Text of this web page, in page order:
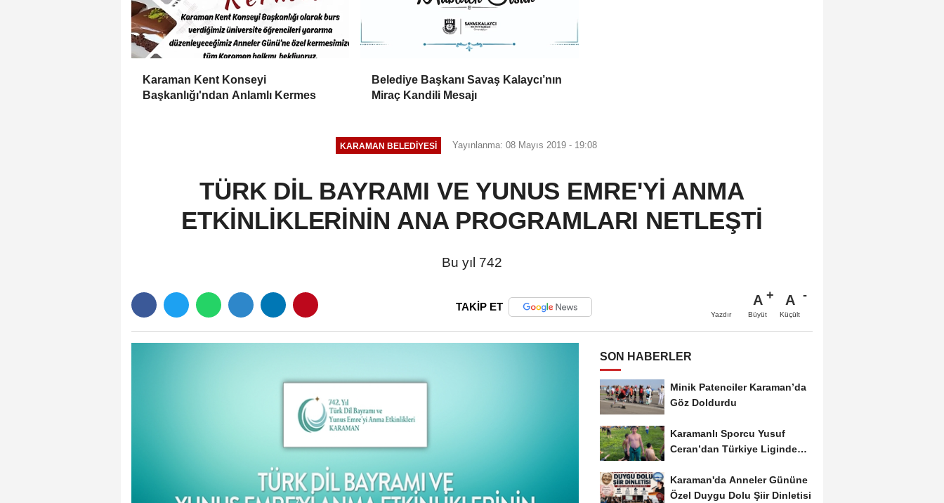
Karaman Kent Konseyi
Başkanlığı'ndan Anlamlı Kermes
Belediye Başkanı Savaş Kalaycı’nın
Miraç Kandili Mesajı
KARAMAN BELEDIYESI Yayınlanma: 08 Mayıs 2019 - 19:08
TÜRK DİL BAYRAMI VE YUNUS EMRE'Yİ ANMA
ETKİNLİKLERİNİN ANA PROGRAMLARI NETLEŞTİ
Bu yıl 742
TAKİP ET
Yazdır
A
Büyüt
A
Küçült
SON HABERLER
Minik Patenciler Karaman’da
Göz Doldurdu
Karamanlı Sporcu Yusuf
Ceran’dan Türkiye Liginde
Karaman'da Anneler Gününe
Özel Duygu Dolu Şiir Dinletisi